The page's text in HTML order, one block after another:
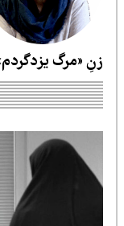
«مرگ یزدگردم»،